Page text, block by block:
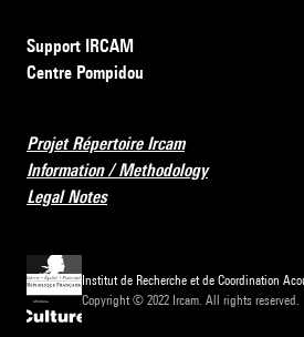
Support IRCAM
Centre Pompidou
Projet Répertoire Ircam
Information / Methodology
Legal Notes
Institut de Recherche et de Coordination
Copyright © 2022 Ircam. All rights reserved.